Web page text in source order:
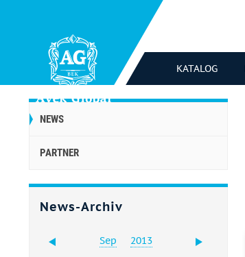
KATALOG
NEWS
PARTNER
News-Archiv
Sep 2013